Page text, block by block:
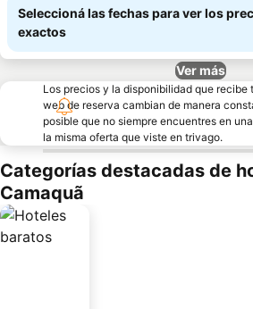
Seleccioná las fechas para ver los
exactos
Ver más
Los precios y la disponibilidad que recibe
web de reserva cambian de manera
posible que no siempre encuentres en
la misma oferta que viste en trivago.
Categorías destacadas de
Camaquã